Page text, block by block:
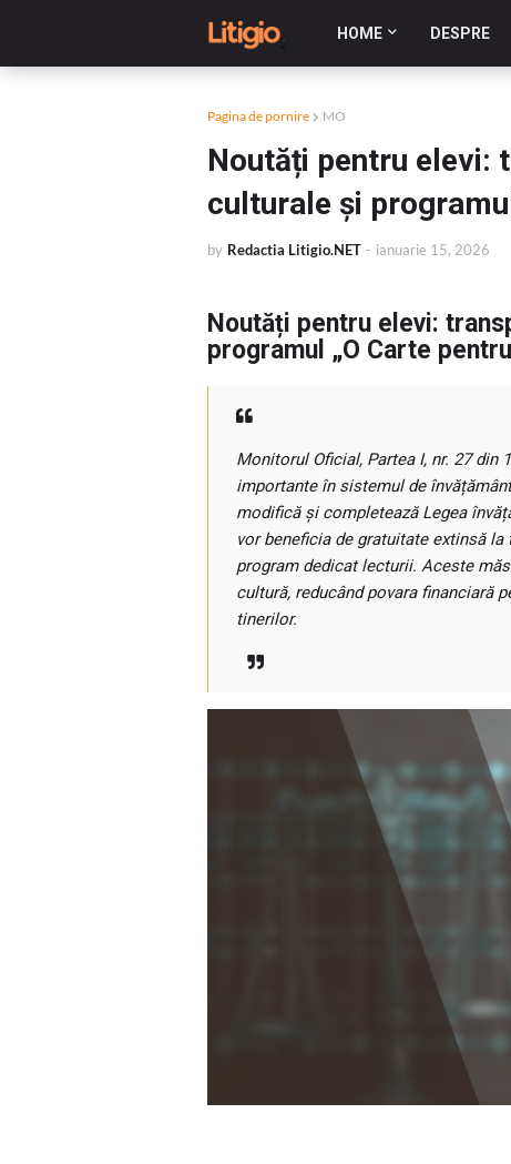
HOME DESPRE
Pagina de pornire MO
Noutăți pentru elevi:
culturale și
by Redactia Litigio.NET - ianuarie 15, 2026
Noutăți pentru elevi:
programul „O Carte
Monitorul Oficial, Partea I, nr. 27 din
importante în sistemul de
modifică și completează Legea
vor beneficia de gratuitate extinsă
program dedicat lecturii. Aceste
cultură, reducând povara financiară
tinerilor.